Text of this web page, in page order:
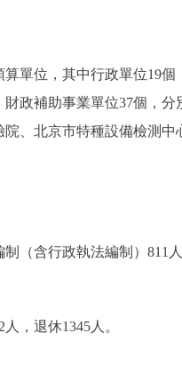
位，其中行政單位19個
政補助事業單位37個，
、北京市特種設備檢測
含行政執法編制）811人
，退休1345人。